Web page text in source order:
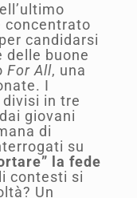
concentrato
candidarsi
delle buone
For All, una
I
in tre
giovani
di
su
la fede
contesti si
Un